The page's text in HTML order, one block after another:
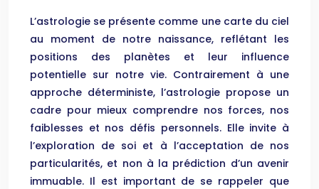
L’astrologie se présente comme une carte du ciel
au moment de notre naissance, reflétant les
positions des planètes et leur influence
potentielle sur notre vie. Contrairement à une
approche déterministe, l’astrologie propose un
cadre pour mieux comprendre nos forces, nos
faiblesses et nos défis personnels. Elle invite à
l’exploration de soi et à l’acceptation de nos
particularités, et non à la prédiction d’un avenir
immuable. Il est important de se rappeler que